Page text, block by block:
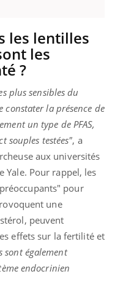
les lentilles
les
?
plus sensibles du
constater la présence de
un type de PFAS,
souples testées", a
aux universités
Yale. Pour rappel, les
pour
une
peuvent
effets sur la fertilité et
sont également
endocrinien